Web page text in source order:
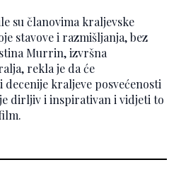
su članovima kraljevske
stavove i razmišljanja, bez
Murrin, izvršna
rekla je da će
kraljeve posvećenosti
dirljiv i inspirativan i vidjeti to